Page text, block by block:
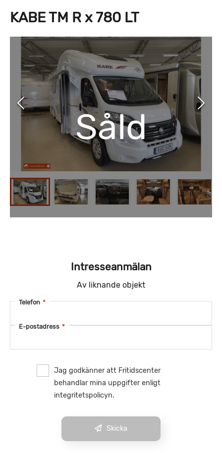
KABE TM R x 780 LT
Såld
Intresseanmälan
Av liknande objekt
Telefon *
E-postadress *
Jag godkänner att Fritidscenter
behandlar mina uppgifter enligt
integritetspolicyn.
Skicka